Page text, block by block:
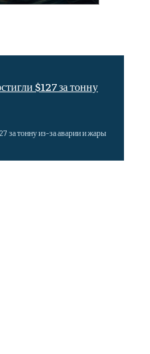
$127 за тонну
за тонну из-за аварии и жары